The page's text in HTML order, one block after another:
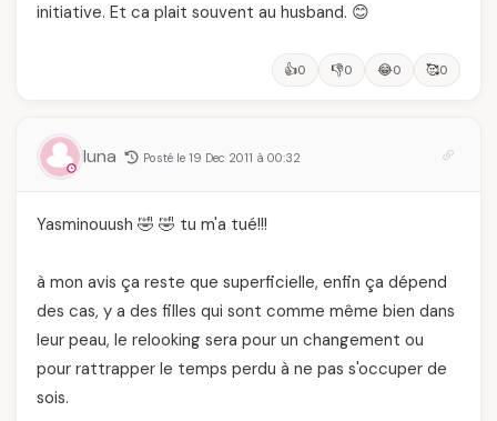
initiative. Et ca plait souvent au husband. 😊
👍0 👎0 😂0 🥰0
luna Posté le 19 Dec 2011 à 00:32
Yasminouush 🤣 🤣 tu m'a tué!!!
à mon avis ça reste que superficielle, enfin ça dépend
des cas, y a des filles qui sont comme même bien dans
leur peau, le relooking sera pour un changement ou
pour rattrapper le temps perdu à ne pas s'occuper de
sois.